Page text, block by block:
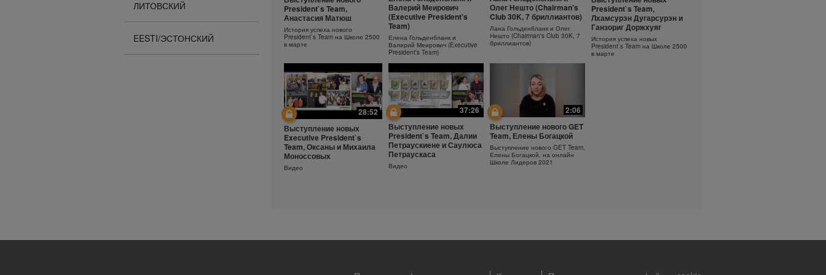
ЛИТОВСКИЙ
EESTI/ЭСТОНСКИЙ
Защита от солнца.
Важность SPF-фактора
Защищающий крем с SPF30
Herbalife SKIN
Ежедневный
увлажняющий крем
Узнайте больше об уходе за
кожей!
Как поддерживать
молодость кожи?
Антивозрастная сыворотка
Herbalife SKIN
Основы очищения кожи
Узнайте больше об уходе за
кожей!
President`s Team,
Анастасия Матюш
История успеха нового
President`s Team на Школе 2500
в марте
Валерий Меирович
(Executive President's
Team)
Елена Гольденбланк и
Валерий Меирович (Executive
President's Team)
Олег Нешто (Chairman's
Club 30K, 7 бриллиантов)
Лана Гольденбланк и Олег
Нешто (Chairman's Club 30K, 7
бриллиантов)
President`s Team,
Лхамсурэн Дугарсурэн и
Ганзориг Доржхуяг
История успеха новых
President`s Team на Школе 2500
в марте
28:52
Выступление новых
Executive President`s
Team, Оксаны и Михаила
Моноссовых
Видео
37:26
Выступление новых
President`s Team, Далии
Петраускиене и Саулюса
Петраускаса
Видео
2:06
Выступление нового GET
Team, Елены Богацкой
Выступление нового GET Team,
Елены Богацкой, на онлайн
Школе Лидеров 2021